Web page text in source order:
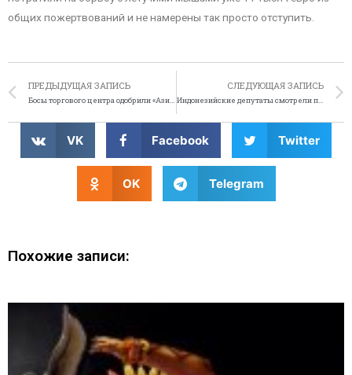
общих пожертвований и не намерены так просто отступить.
ПРЕДЫДУЩАЯ ЗАПИСЬ
Босы торгового центра одобрили «Азиатские Напольные унитазы»
СЛЕДУЮЩАЯ ЗАПИСЬ
Индонезийские депутаты смотрели порно в парламенте
VK Facebook Twitter
OK Telegram
Похожие записи: